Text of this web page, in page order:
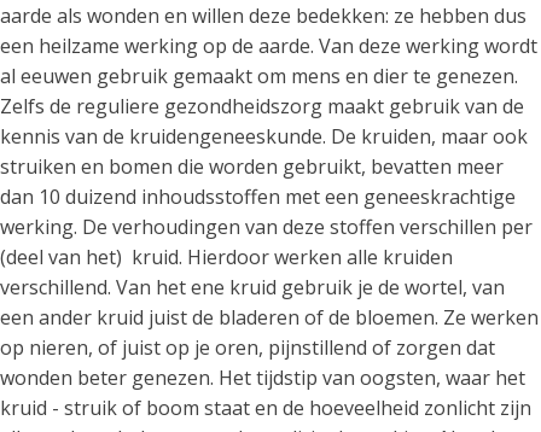
aarde als wonden en willen deze bedekken: ze hebben dus
een heilzame werking op de aarde. Van deze werking wordt
al eeuwen gebruik gemaakt om mens en dier te genezen.
Zelfs de reguliere gezondheidszorg maakt gebruik van de
kennis van de kruidengeneeskunde. De kruiden, maar ook
struiken en bomen die worden gebruikt, bevatten meer
dan 10 duizend inhoudsstoffen met een geneeskrachtige
werking. De verhoudingen van deze stoffen verschillen per
(deel van het) kruid. Hierdoor werken alle kruiden
verschillend. Van het ene kruid gebruik je de wortel, van
een ander kruid juist de bladeren of de bloemen. Ze werken
op nieren, of juist op je oren, pijnstillend of zorgen dat
wonden beter genezen. Het tijdstip van oogsten, waar het
kruid - struik of boom staat en de hoeveelheid zonlicht zijn